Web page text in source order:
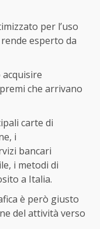
per l’uso
esperto da
che arrivano
carte di
i
bancari
i metodi di
a Italia.
è però giusto
del attività verso